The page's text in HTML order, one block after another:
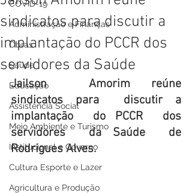
COVID-19
Administração e Finanças
Obras
Saúde
Educação
Assistência Social
Meio Ambiente e Turismo
Institucional e Governo
Cultura Esporte e Lazer
Agricultura e Produção
sindicatos para discutir a
implantação do PCCR dos
servidores da Saúde
Jailson  Amorim reúne
sindicatos para  discutir a
implantação  do PCCR  dos
servidores  da Saúde  de
Rodrigues Alves.